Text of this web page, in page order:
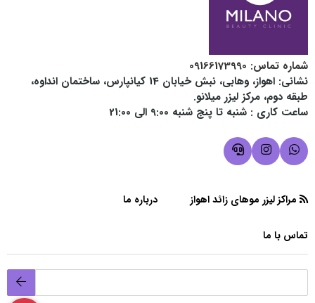
شماره تماس‌: 09166173990
نشانی: اهواز، وهابی، نبش خیابان 14 کیانپارس، ساختمان انداوه،
طبقه دوم، مرکز لیزر میلانو.
ساعت کاری : شنبه تا پنج شنبه 9:00 الی 21:00
مراکز لیزر موهای زائد اهواز درباره ما
تماس با ما